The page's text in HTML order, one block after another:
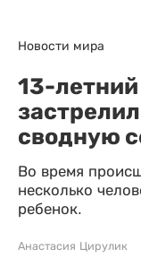
Новости мира
13-
сводную
Во время
несколько
ребенок.
Анастасия Цирулик